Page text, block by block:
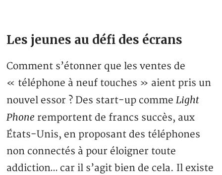
Les jeunes au défi des écrans
Comment s’étonner que les ventes de
« téléphone à neuf touches » aient pris un
nouvel essor ? Des start-up commeLight
Phone remportent de francs succès, aux
États-Unis, en proposant des téléphones
non connectés à pour éloigner toute
addiction… car il s’agit bien de cela. Il existe